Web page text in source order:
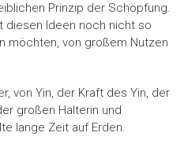
Prinzip der Schöpfung.
diesen Ideen noch nicht so
möchten, von großem Nutzen
von Yin, der Kraft des Yin, der
großen Halterin und
lange Zeit auf Erden.